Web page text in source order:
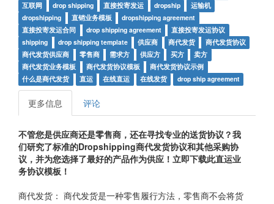
互联网
drop shipping 直接投寄发运 dropship
运输机
dropshipping
直销业务模板
dropshipping agreement
直接投寄发运合同
drop shipping agreement
直接投寄发运协议
shipping
drop shipping template 供应商 商代发货
商代发货协议
商代发货供应商
零售商 需求方 供应方 买方
卖方
商代发货业务模板
商代发货协议模板
商代发货协议示例
什么是商代发货
直运 在线直运 在线发货 drop ship agreement
更多信息 评论
不管您是供应商还是零售商，还在寻找专业的送货协议？我
们研究了标准的Dropshipping商代发货协议和其他采购协
议，并为您选择了最好的产品作为供应！立即下载此直运业
务协议模板！
商代发货： 商代发货是一种零售履行方法，零售商不会将货